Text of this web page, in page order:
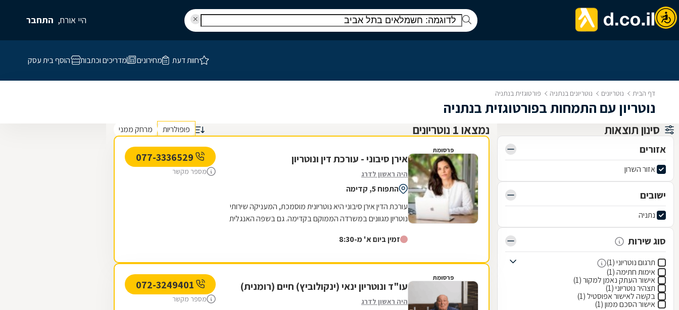
היי אורח, התחבר
חוות דעת מחירונים מדריכים וכתבות הוסף בית עסק
דף הבית נוטריונים נוטריונים בנתניה פורטוגזית בנתניה
נוטריון עם התמחות בפורטוגזית בנתניה
סינון תוצאות
אזורים
אזור השרון
ישובים
נתניה
סוג שירות
תרגום נוטריוני (1)
אימות חתימה (1)
אישור העתק נאמן למקור (1)
תצהיר נוטריוני (1)
בקשה לאישור אפוסטיל (1)
אישור הסכם ממון (1)
נמצאו 1 נוטריונים פופולריות מרחק ממני
פרסומת
אירן סיבוני - עורכת דין ונוטריון
היה ראשון לדרג
התפוח 5, קדימה
עורכת הדין אירן סיבוני היא נוטריונית מוסמכת, המעניקה שירותי
נוטריון מגוונים במשרדה הממוקם בקדימה. גם בשפה האנגלית
זמין ביום א' מ-8:30
מספר מקשר
פרסומת
עו"ד ונוטריון ינאי (ינקולוביץ) חיים (רומנית)
היה ראשון לדרג מספר מקשר